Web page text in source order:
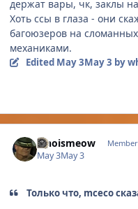
держат вары, чк, заклы
Хоть ссы в глаза - они
багоюзеров на
механиками.
Edited May 3May 3 by
whoismeow
May 3May 3
Только что, mceco